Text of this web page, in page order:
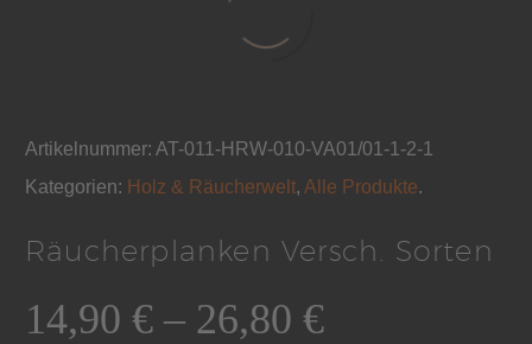
Artikelnummer: AT-011-HRW-010-VA01/01-1-2-1
Kategorien: Holz & Räucherwelt, Alle Produkte.
Räucherplanken Versch. Sorten
14,90 € – 26,80 €